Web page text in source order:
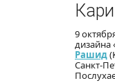
9
дизайна
Рашид
Санкт-